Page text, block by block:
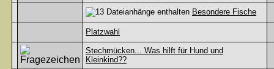
Besondere Fische
Platzwahl
Stechmücken... Was hilft für Hund und
Kleinkind??